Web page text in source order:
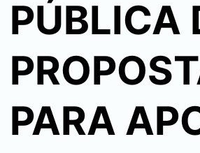
PÚBLICA
PARA